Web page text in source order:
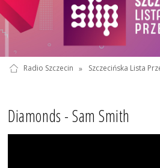
Radio Szczecin » Szczecińska Lista
Diamonds - Sam Smith